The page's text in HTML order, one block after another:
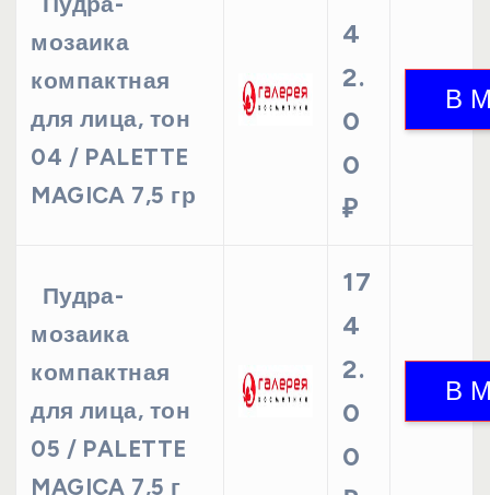
мозаика
компактная
для лица, тон
04 / PALETTE
MAGICA 7,5 гр
4
2.
0
0
₽
Пудра-
мозаика
компактная
для лица, тон
05 / PALETTE
MAGICA 7,5 г
17
4
2.
0
0